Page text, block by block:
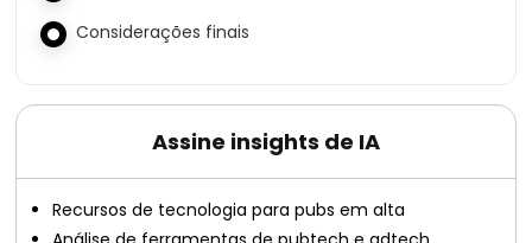
Considerações finais
Assine insights de IA
Recursos de tecnologia para pubs em alta